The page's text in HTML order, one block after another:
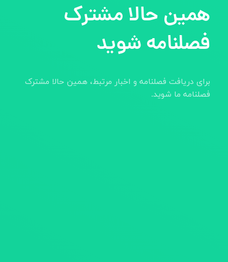
همین حالا مشترک
فصلنامه شوید
برای دریافت فصلنامه و اخبار مرتبط، همین حالا مشترک
فصلنامه ما شوید.